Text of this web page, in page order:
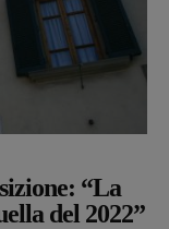
“La
del 2022”